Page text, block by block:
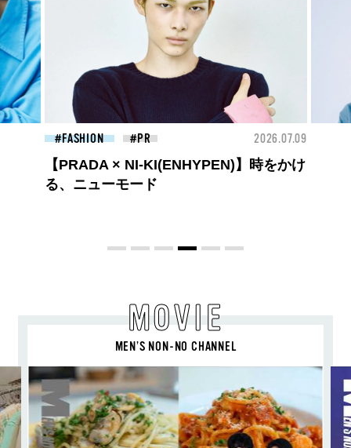
BEAUTY 2026.07.09
夏のパーマ、さらにあか抜け。N.（エヌ
ドット）のスタイリングアイテムで作る
MOVIE
MEN’S NON-NO CHANNEL